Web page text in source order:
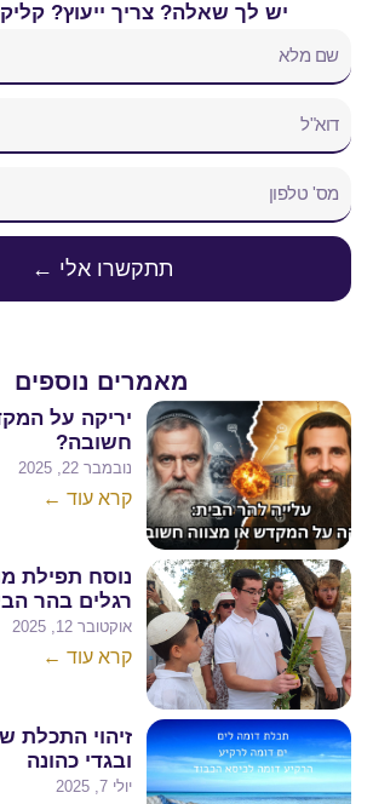
יש לך שאלה? צריך ייעוץ?
תתקשרו אלי ←
מאמרים נוספים
יריקה על
חשובה?
נובמבר 22, 2025
קרא עוד ←
נוסח תפילת
רגלים בהר
אוקטובר 12, 2025
קרא עוד ←
זיהוי התכלת
ובגדי כהונה
יולי 7, 2025